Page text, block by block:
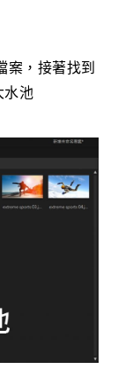
案，接著找到
水池